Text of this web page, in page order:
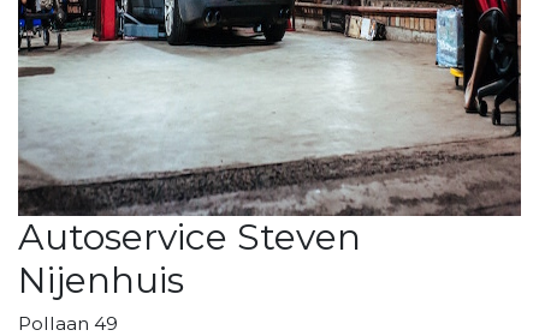
Autoservice Steven
Nijenhuis
Pollaan 49